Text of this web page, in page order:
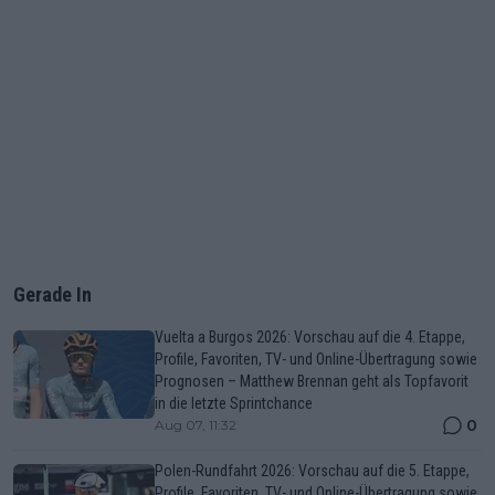
Gerade In
Vuelta a Burgos 2026: Vorschau auf die 4. Etappe,
Profile, Favoriten, TV- und Online-Übertragung sowie
Prognosen – Matthew Brennan geht als Topfavorit
in die letzte Sprintchance
Aug 07, 11:32 0
Polen-Rundfahrt 2026: Vorschau auf die 5. Etappe,